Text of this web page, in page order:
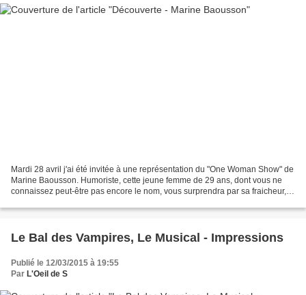
Mardi 28 avril j'ai été invitée à une représentation du "One Woman Show" de
Marine Baousson. Humoriste, cette jeune femme de 29 ans, dont vous ne
connaissez peut-être pas encore le nom, vous surprendra par sa fraicheur,
Le Bal des Vampires, Le Musical - Impressions
Publié le 12/03/2015 à 19:55
Par L'Oeil de S